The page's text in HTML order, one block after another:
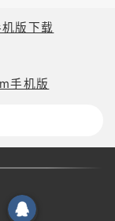
版下载
手机版